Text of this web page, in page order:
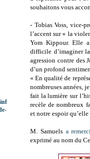
souhaitons vous
- Tobias Voss, vice-
l’accent sur « la
Yom Kippour. Elle
difficile d’imaginer
agression contre des
d’un profond
« En qualité de
nombreuses années,
fait la lumière sur
recèle de nombreux
et notre espoir
M. Samuels a
exprimé au nom du